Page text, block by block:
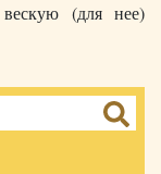
(для нее)